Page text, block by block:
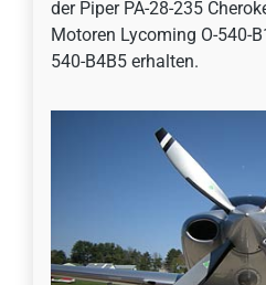
der Piper PA-28-235
Motoren Lycoming O-540-
540-B4B5 erhalten.